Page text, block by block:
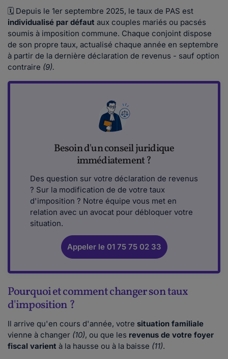
🗓 Depuis le 1er septembre 2025, le taux de PAS est
individualisé par défaut aux couples mariés ou pacsés
soumis à imposition commune. Chaque conjoint dispose
de son propre taux, actualisé chaque année en septembre
à partir de la dernière déclaration de revenus - sauf option
contraire (9).
Besoin d'un conseil juridique
immédiatement ?
Des question sur votre déclaration de revenus
? Sur la modification de de votre taux
d'imposition ? Notre équipe vous met en
relation avec un avocat pour débloquer votre
situation.
Appeler le 01 75 75 02 33
Pourquoi et comment changer son taux
d'imposition ?
Il arrive qu'en cours d'année, votre situation familiale
vienne à changer (10), ou que les revenus de votre foyer
fiscal varient à la hausse ou à la baisse (11).